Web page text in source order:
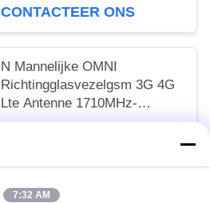
CONTACTEER ONS
N Mannelijke OMNI
Richtingglasvezelgsm 3G 4G
Lte Antenne 1710MHz-
2690MHz 20W
7:32 AM